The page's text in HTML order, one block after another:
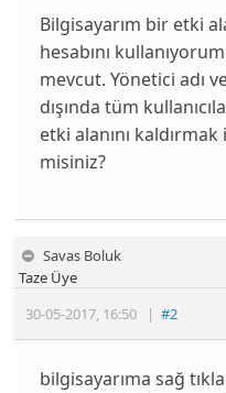
Bilgisayarım bir etki
hesabını
mevcut. Yönetici adı
dışında tüm
etki alanını
misiniz?
Savas Boluk
30-05-2017, 16:50 |#2
Taze Üye
bilgisayarıma sağ